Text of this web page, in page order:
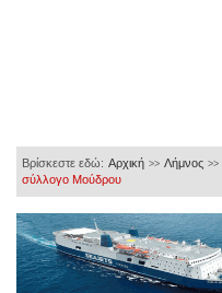
Βρίσκεστε εδώ: Αρχική >> Λήμνος >>
σύλλογο Μούδρου